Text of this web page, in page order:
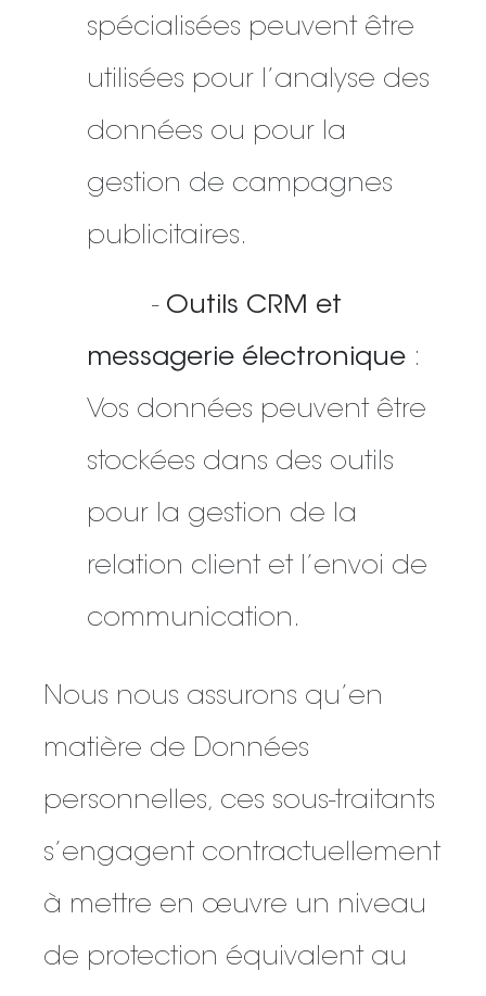
spécialisées peuvent être
utilisées pour l’analyse des
données ou pour la
gestion de campagnes
publicitaires.
- Outils CRM et
messagerie électronique :
Vos données peuvent être
stockées dans des outils
pour la gestion de la
relation client et l’envoi de
communication.
Nous nous assurons qu’en
matière de Données
personnelles, ces sous-traitants
s’engagent contractuellement
à mettre en œuvre un niveau
de protection équivalent au